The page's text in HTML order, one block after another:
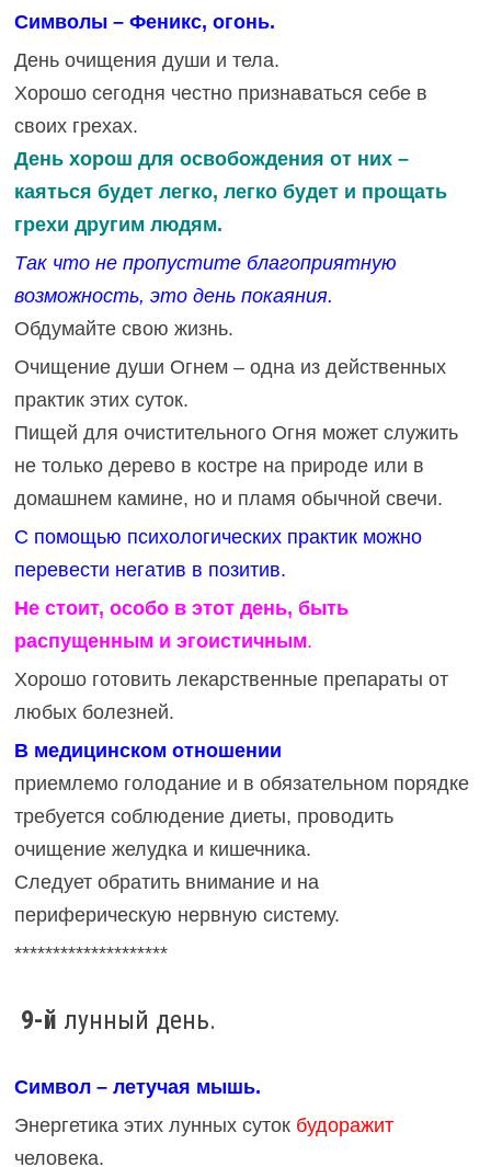
Символы – Феникс, огонь.
День очищения души и тела.
Хорошо сегодня честно признаваться себе в
своих грехах.
День хорош для освобождения от них –
каяться будет легко, легко будет и прощать
грехи другим людям.
Так что не пропустите благоприятную
возможность, это день покаяния.
Обдумайте свою жизнь.
Очищение души Огнем – одна из действенных
практик этих суток.
Пищей для очистительного Огня может служить
не только дерево в костре на природе или в
домашнем камине, но и пламя обычной свечи.
С помощью психологических практик можно
перевести негатив в позитив.
Не стоит, особо в этот день, быть
распущенным и эгоистичным.
Хорошо готовить лекарственные препараты от
любых болезней.
В медицинском отношении
приемлемо голодание и в обязательном порядке
требуется соблюдение диеты, проводить
очищение желудка и кишечника.
Следует обратить внимание и на
периферическую нервную систему.
********************
9-й лунный день.
Символ – летучая мышь.
Энергетика этих лунных суток будоражит
человека.